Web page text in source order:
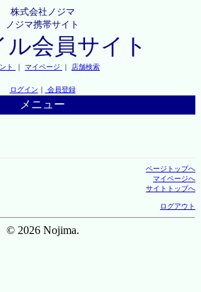
株式会社ノジマ
ノジマ携帯サイト
ル会員サイト
ト ｜ マイページ ｜ 店舗検索
ログイン ｜ 会員登録
メニュー
ページトップへ
マイページへ
サイトトップへ
ログアウト
© 2026 Nojima.